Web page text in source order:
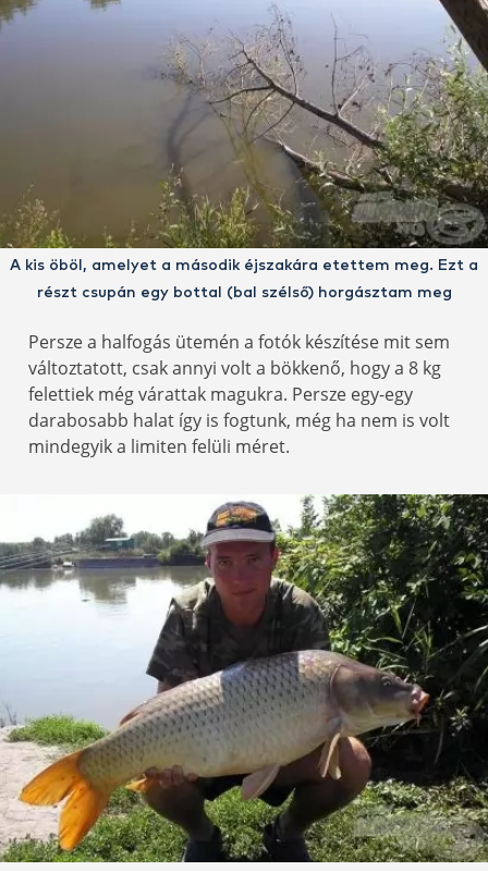
A kis öböl, amelyet a második éjszakára etettem meg. Ezt a
részt csupán egy bottal (bal szélső) horgásztam meg
Persze a halfogás ütemén a fotók készítése mit sem
változtatott, csak annyi volt a bökkenő, hogy a 8 kg
felettiek még várattak magukra. Persze egy-egy
darabosabb halat így is fogtunk, még ha nem is volt
mindegyik a limiten felüli méret.